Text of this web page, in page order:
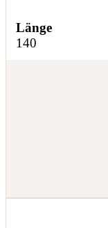
Länge
140